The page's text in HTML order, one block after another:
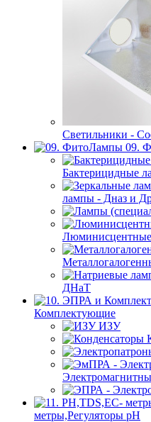
Светильники -
09.
Бактерицидные
лампы - Дназ и
ДНаТ
Комплектующие
ИЗУ
метры,Регуляторы pН